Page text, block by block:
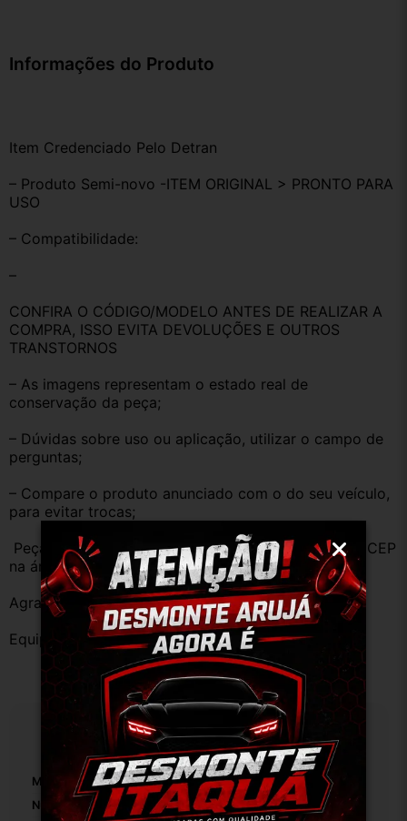
Informações do Produto
Item Credenciado Pelo Detran
– Produto Semi-novo -ITEM ORIGINAL > PRONTO PARA
USO
– Compatibilidade:
–
CONFIRA O CÓDIGO/MODELO ANTES DE REALIZAR A
COMPRA, ISSO EVITA DEVOLUÇÕES E OUTROS
TRANSTORNOS
– As imagens representam o estado real de
conservação da peça;
– Dúvidas sobre uso ou aplicação, utilizar o campo de
perguntas;
– Compare o produto anunciado com o do seu veículo,
para evitar trocas;
na área de perguntas para realizar cotação
Agradecemos a preferência!
Equipe DESMONTE ARUJÁ.
Especificações
Marca:
Número De Peça: 01